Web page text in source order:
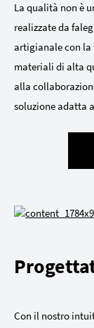
La qualità non è
realizzate da
artigianale con
materiali di alta
alla
soluzione adatta
Con il nostro